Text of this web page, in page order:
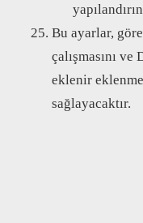
Bu ayarlar,
çalışmasını
eklenir
sağlayacaktır.